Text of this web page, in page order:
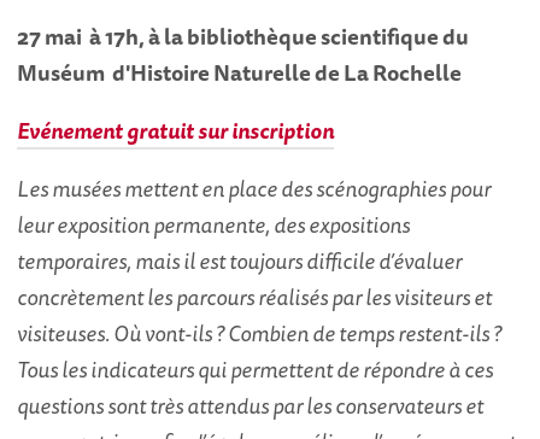
27 mai à 17h, à la bibliothèque scientifique du
Muséum d'Histoire Naturelle de La Rochelle
Evénement gratuit sur inscription
Les musées mettent en place des scénographies pour
leur exposition permanente, des expositions
temporaires, mais il est toujours difficile d’évaluer
concrètement les parcours réalisés par les visiteurs et
visiteuses. Où vont-ils ? Combien de temps restent-ils ?
Tous les indicateurs qui permettent de répondre à ces
questions sont très attendus par les conservateurs et